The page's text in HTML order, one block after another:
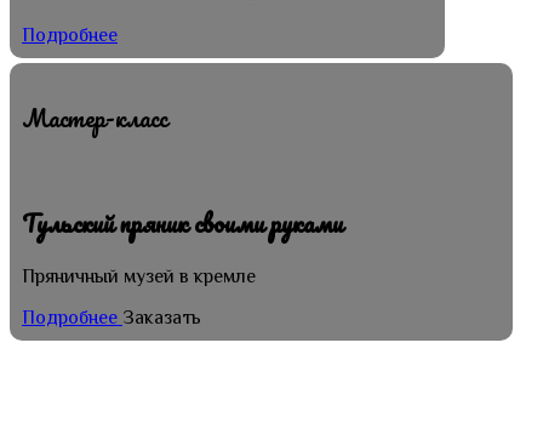
Подробнее
Мастер-класс
Тульский пряник своими руками
Пряничный музей в кремле
Подробнее Заказать